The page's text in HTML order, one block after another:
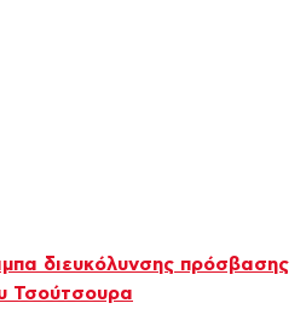
διευκόλυνσης πρόσβασης
Τσούτσουρα